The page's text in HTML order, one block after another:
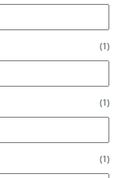
(1)
(1)
(1)